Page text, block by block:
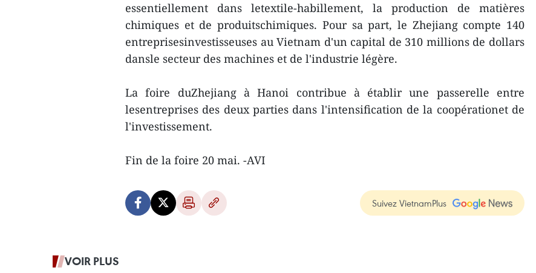
essentiellement dans letextile-habillement, la production de matières
chimiques et de produitschimiques. Pour sa part, le Zhejiang compte 140
entreprisesinvestisseuses au Vietnam d'un capital de 310 millions de dollars
dansle secteur des machines et de l'industrie légère.
La foire duZhejiang à Hanoi contribue à établir une passerelle entre
lesentreprises des deux parties dans l'intensification de la coopérationet de
l'investissement.
Fin de la foire 20 mai. -AVI
Suivez VietnamPlus
VOIR PLUS